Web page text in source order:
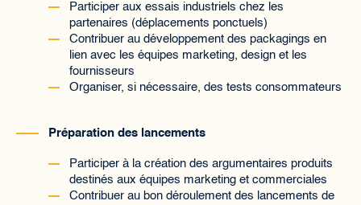
Participer aux essais industriels chez les
partenaires (déplacements ponctuels)
Contribuer au développement des packagings en
lien avec les équipes marketing, design et les
fournisseurs
Organiser, si nécessaire, des tests consommateurs
Préparation des lancements
Participer à la création des argumentaires produits
destinés aux équipes marketing et commerciales
Contribuer au bon déroulement des lancements de